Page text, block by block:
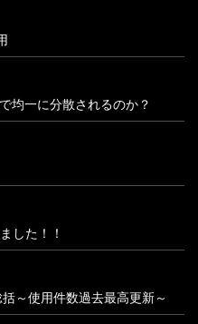
均一に分散されるのか？
した！！
～使用件数過去最高更新～